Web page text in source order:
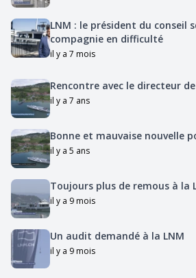
LNM : le président du conseil
compagnie en difficulté
il y a 7 mois
Rencontre avec le directeur
il y a 7 ans
Bonne et mauvaise nouvelle
il y a 5 ans
Toujours plus de remous à la
il y a 9 mois
Un audit demandé à la LNM
il y a 9 mois